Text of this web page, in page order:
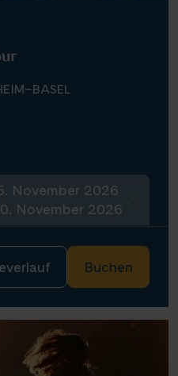
November 2026
November 2026
Buchen